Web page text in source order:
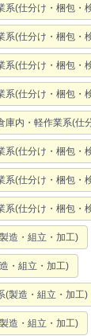
系(仕分け・梱包・
系(仕分け・梱包・
系(仕分け・梱包・
系(仕分け・梱包・
庫内・軽作業系(仕
系(仕分け・梱包・
系(仕分け・梱包・
系(仕分け・梱包・
造・組立・加工)
・組立・加工)
(製造・組立・加工)
造・組立・加工)